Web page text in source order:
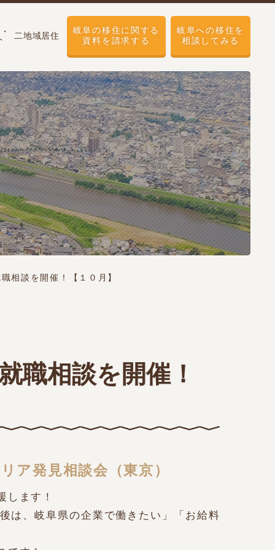
二地域居住
岐阜の移住に関する
資料を請求する
岐阜への移住を
相談してみる
相談を開催！【１０月】
職相談を開催！
ア発見相談会（東京）
します！
は、岐阜県の企業で働きたい」「お給料